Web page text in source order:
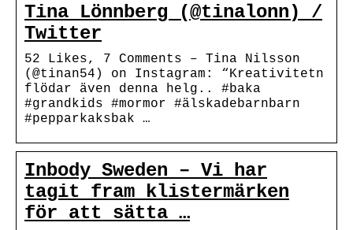
Tina Lönnberg (@tinalonn) /
Twitter
52 Likes, 7 Comments – Tina Nilsson
(@tinan54) on Instagram: “Kreativitetn
flödar även denna helg.. #baka
#grandkids #mormor #älskadebarnbarn
#pepparkaksbak …
Inbody Sweden – Vi har
tagit fram klistermärken
för att sätta …